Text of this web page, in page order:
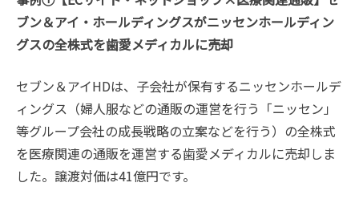
ブン＆アイ・ホールディングスがニッセンホールディン
グスの全株式を歯愛メディカルに売却
セブン＆アイHDは、子会社が保有するニッセンホールデ
ィングス（婦人服などの通販の運営を行う「ニッセン」
等グループ会社の成長戦略の立案などを行う）の全株式
を医療関連の通販を運営する歯愛メディカルに売却しま
した。譲渡対価は41億円です。